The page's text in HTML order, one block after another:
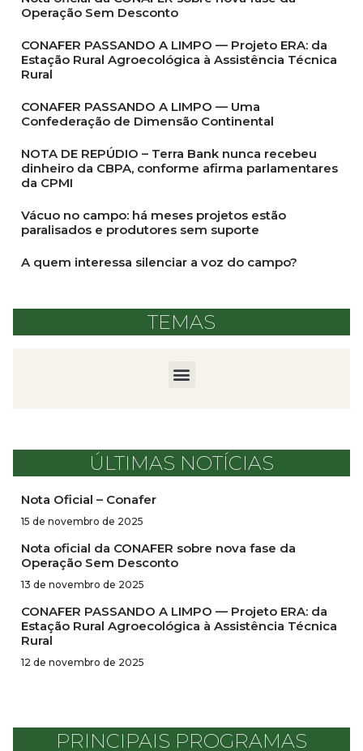
Operação Sem Desconto
CONAFER PASSANDO A LIMPO — Projeto ERA: da
Estação Rural Agroecológica à Assistência Técnica
Rural
CONAFER PASSANDO A LIMPO — Uma
Confederação de Dimensão Continental
NOTA DE REPÚDIO – Terra Bank nunca recebeu
dinheiro da CBPA, conforme afirma parlamentares
da CPMI
Vácuo no campo: há meses projetos estão
paralisados e produtores sem suporte
A quem interessa silenciar a voz do campo?
TEMAS
ÚLTIMAS NOTÍCIAS
Nota Oficial – Conafer
15 de novembro de 2025
Nota oficial da CONAFER sobre nova fase da
Operação Sem Desconto
13 de novembro de 2025
CONAFER PASSANDO A LIMPO — Projeto ERA: da
Estação Rural Agroecológica à Assistência Técnica
Rural
12 de novembro de 2025
PRINCIPAIS PROGRAMAS